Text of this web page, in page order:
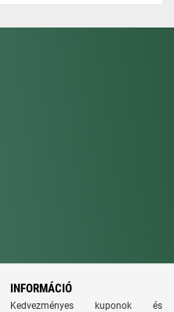
INFORMÁCIÓ
Kedvezményes kuponok és